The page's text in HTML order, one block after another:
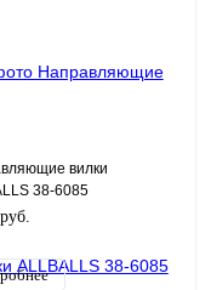
вилки
38-6085